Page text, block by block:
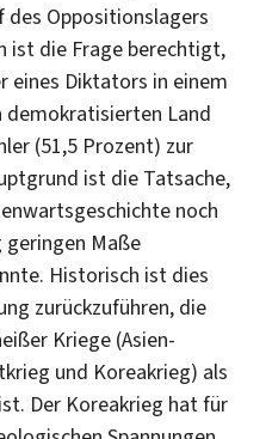
des Oppositionslagers
ist die Frage berechtigt,
eines Diktators in einem
demokratisierten Land
(51,5 Prozent) zur
ist die Tatsache,
noch
Maße
Historisch ist dies
zurückzuführen, die
Kriege (Asien-
und Koreakrieg) als
Der Koreakrieg hat für